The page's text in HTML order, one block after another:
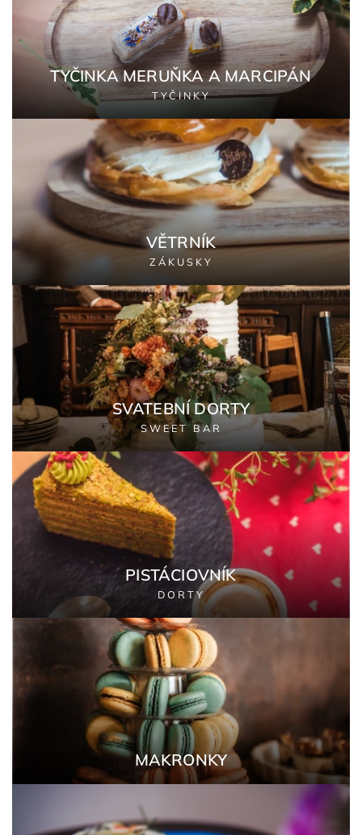
TYČINKA MERUŇKA A MARCIPÁN
TYČINKY
VĚTRNÍK
ZÁKUSKY
SVATEBNÍ DORTY
SWEET BAR
PISTÁCIOVNÍK
DORTY
MAKRONKY